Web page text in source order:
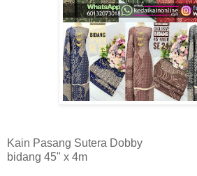
Kain Pasang Sutera Dobby
bidang 45" x 4m